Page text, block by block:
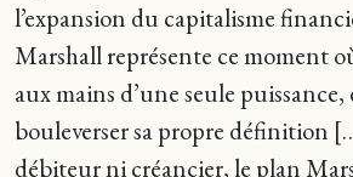
l’expansion du capitalisme
Marshall représente ce moment
aux mains d’une seule
bouleverser sa propre définition
débiteur ni créancier, le plan